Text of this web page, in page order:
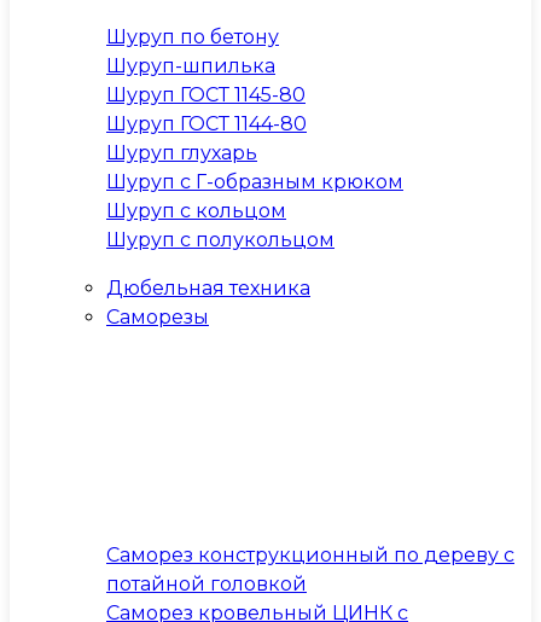
Шуруп по бетону
Шуруп-шпилька
Шуруп ГОСТ 1145-80
Шуруп ГОСТ 1144-80
Шуруп глухарь
Шуруп с Г-образным крюком
Шуруп с кольцом
Шуруп с полукольцом
Дюбельная техника
Саморезы
Саморез конструкционный по дереву с
потайной головкой
Саморез кровельный ЦИНК с